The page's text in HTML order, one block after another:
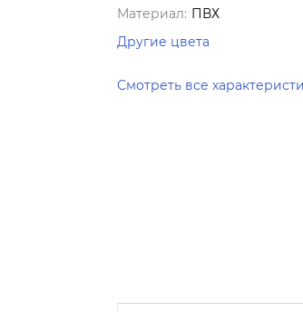
Материал: ПВХ
Другие цвета
Смотреть все